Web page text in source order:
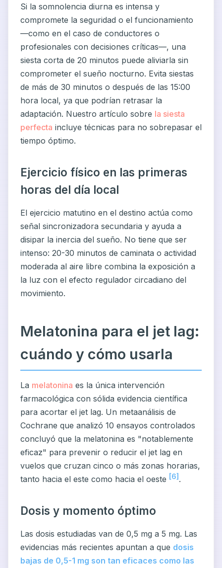
Si la somnolencia diurna es intensa y
compromete la seguridad o el funcionamiento
—como en el caso de conductores o
profesionales con decisiones críticas—, una
siesta corta de 20 minutos puede aliviarla sin
comprometer el sueño nocturno. Evita siestas
de más de 30 minutos o después de las 15:00
hora local, ya que podrían retrasar la
adaptación. Nuestro artículo sobre la siesta
perfecta incluye técnicas para no sobrepasar el
tiempo óptimo.
Ejercicio físico en las primeras
horas del día local
El ejercicio matutino en el destino actúa como
señal sincronizadora secundaria y ayuda a
disipar la inercia del sueño. No tiene que ser
intenso: 20-30 minutos de caminata o actividad
moderada al aire libre combina la exposición a
la luz con el efecto regulador circadiano del
movimiento.
Melatonina para el jet lag:
cuándo y cómo usarla
La melatonina es la única intervención
farmacológica con sólida evidencia científica
para acortar el jet lag. Un metaanálisis de
Cochrane que analizó 10 ensayos controlados
concluyó que la melatonina es "notablemente
eficaz" para prevenir o reducir el jet lag en
vuelos que cruzan cinco o más zonas horarias,
tanto hacia el este como hacia el oeste [6] .
Dosis y momento óptimo
Las dosis estudiadas van de 0,5 mg a 5 mg. Las
evidencias más recientes apuntan a que dosis
bajas de 0,5-1 mg son tan eficaces como las